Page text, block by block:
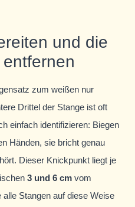
und die
zum weißen nur
Drittel der Stange ist oft
einfach identifizieren: Biegen
Händen, sie bricht genau
Dieser Knickpunkt liegt je
3 und 6 cm vom
Stangen auf diese Weise